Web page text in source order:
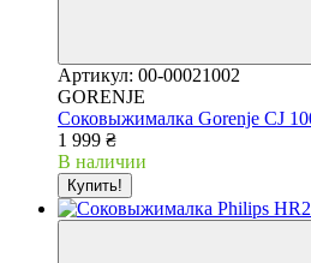
Артикул: 00-00021002
GORENJE
Соковыжималка Gorenje CJ
1 999 ₴
В наличии
Купить!